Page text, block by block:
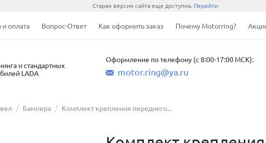
Старая версия сайта еще доступна. Перейти
и оплата Вопрос-Ответ Как оформить заказ Почему Motorring?
и стандартных
LADA
Оформление по телефону (с 8:00-17:00 МСК):
motor.ring@ya.ru
Бампера Комплект крепления переднего...